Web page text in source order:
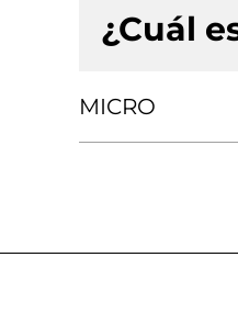
¿Cuál
MICRO